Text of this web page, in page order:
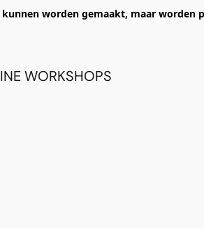
worden gemaakt, maar worden
WORKSHOPS